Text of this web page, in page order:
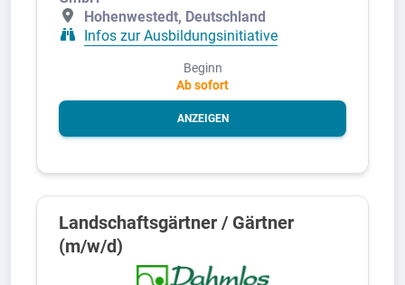
Hohenwestedt, Deutschland
Infos zur Ausbildungsinitiative
Beginn
Ab sofort
ANZEIGEN
Landschaftsgärtner / Gärtner
(m/w/d)